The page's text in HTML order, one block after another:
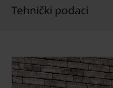
Tehnički podaci